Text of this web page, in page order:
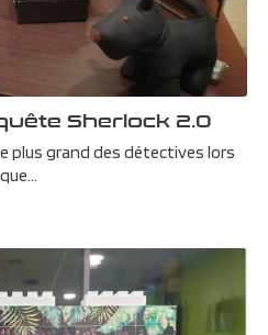
Sherlock 2.0
plus grand des détectives lors